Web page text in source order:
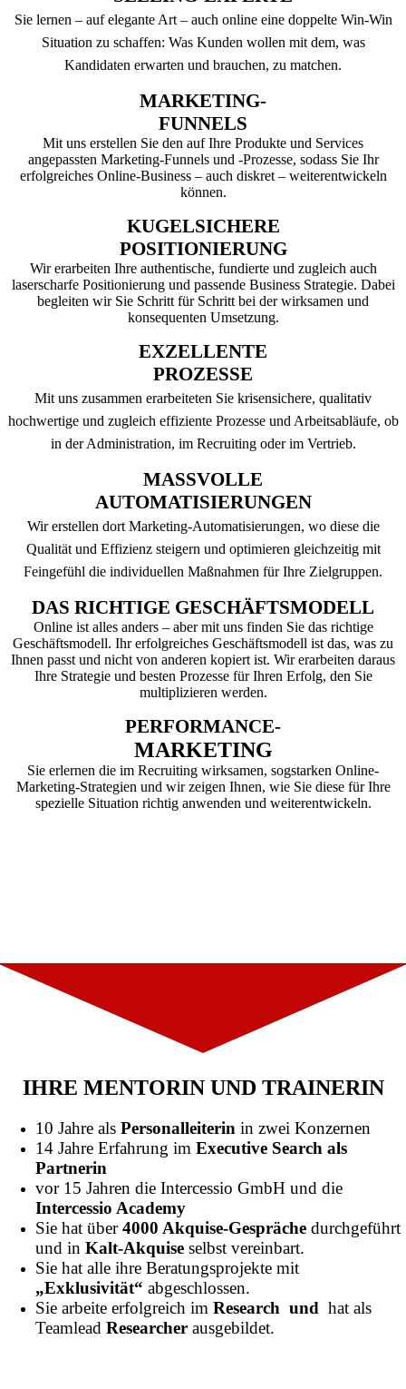
Sie lernen – auf elegante Art – auch online eine doppelte Win-Win
Situation zu schaffen: Was Kunden wollen mit dem, was
Kandidaten erwarten und brauchen, zu matchen.
MARKETING-
FUNNELS
Mit uns erstellen Sie den auf Ihre Produkte und Services
angepassten Marketing-Funnels und -Prozesse, sodass Sie Ihr
erfolgreiches Online-Business – auch diskret – weiterentwickeln
können.
KUGELSICHERE
POSITIONIERUNG
Wir erarbeiten Ihre authentische, fundierte und zugleich auch
laserscharfe Positionierung und passende Business Strategie. Dabei
begleiten wir Sie Schritt für Schritt bei der wirksamen und
konsequenten Umsetzung.
EXZELLENTE
PROZESSE
Mit uns zusammen erarbeiteten Sie krisensichere, qualitativ
hochwertige und zugleich effiziente Prozesse und Arbeitsabläufe, ob
in der Administration, im Recruiting oder im Vertrieb.
MASSVOLLE
AUTOMATISIERUNGEN
Wir erstellen dort Marketing-Automatisierungen, wo diese die
Qualität und Effizienz steigern und optimieren gleichzeitig mit
Feingefühl die individuellen Maßnahmen für Ihre Zielgruppen.
DAS RICHTIGE GESCHÄFTSMODELL
Online ist alles anders – aber mit uns finden Sie das richtige
Geschäftsmodell. Ihr erfolgreiches Geschäftsmodell ist das, was zu
Ihnen passt und nicht von anderen kopiert ist. Wir erarbeiten daraus
Ihre Strategie und besten Prozesse für Ihren Erfolg, den Sie
multiplizieren werden.
PERFORMANCE-
MARKETING
Sie erlernen die im Recruiting wirksamen, sogstarken Online-
Marketing-Strategien und wir zeigen Ihnen, wie Sie diese für Ihre
spezielle Situation richtig anwenden und weiterentwickeln.
IHRE MENTORIN UND TRAINERIN
10 Jahre alsPersonalleiterin in zwei Konzernen
14 Jahre Erfahrung imExecutive Search als
Partnerin
vor 15 Jahren die Intercessio GmbH und die
Intercessio Academy
Sie hat über4000 Akquise-Gesprächedurchgeführt
und inKalt-Akquiseselbst vereinbart.
Sie hat alle ihre Beratungsprojekte mit
„Exklusivität“abgeschlossen.
Sie arbeite erfolgreich imResearch undhat als
TeamleadResearcherausgebildet.